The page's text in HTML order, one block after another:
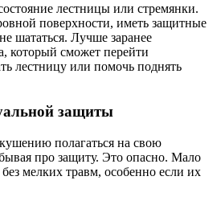
лестницы или стремянки.
поверхности, иметь защитные
шататься. Лучше заранее
который сможет перейти
лестницу или помочь поднять
защиты
полагаться на свою
про защиту. Это опасно. Мало
мелких травм, особенно если их